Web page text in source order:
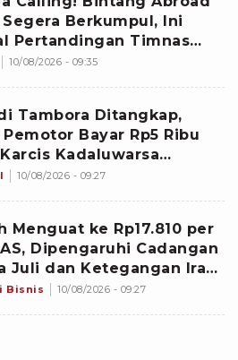
Segera Berkumpul, Ini
Pertandingan Timnas
di FIFA ASEAN Cup
10/08/2026 - 09:35
Tambora Ditangkap,
Pemotor Bayar Rp5 Ribu
Kadaluwarsa
Cekcok
10/08/2026 - 09:27
Menguat ke Rp17.810 per
Dipengaruhi Cadangan
Juli dan Ketegangan Iran-
Tengah
Bisnis 10/08/2026 - 09:27